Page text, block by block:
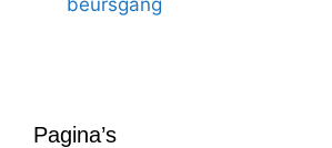
Pagina’s